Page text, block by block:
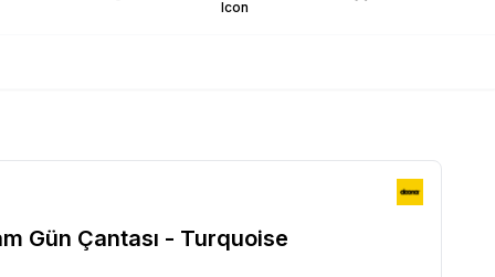
Gün Çantası - Turquoise